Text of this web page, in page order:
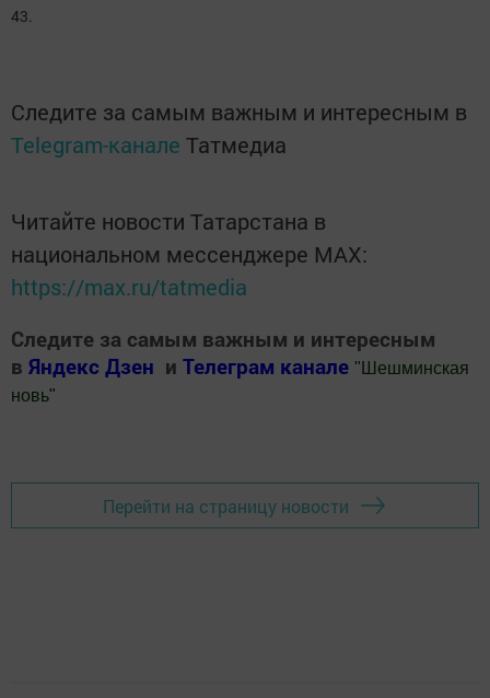
43.
Следите за самым важным и интересным в
Telegram-канале Татмедиа
Читайте новости Татарстана в
национальном мессенджере MАХ:
https://max.ru/tatmedia
Следите за самым важным и интересным
в Яндекс Дзен и Телеграм канале " Шешминская
новь"
Перейти на страницу новости